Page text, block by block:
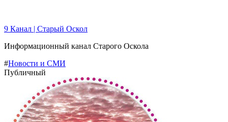
9 Канал | Старый Оскол
Информационный канал Старого Оскола
#Новости и СМИ
Публичный